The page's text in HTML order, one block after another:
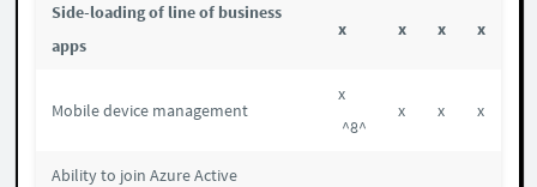
Side-loading of line of business
apps
x x x x
Mobile device management
x
^8^
x x x
Ability to join Azure Active